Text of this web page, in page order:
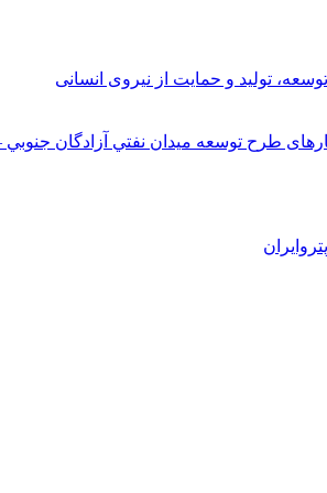
تولید و حمایت از نیروی انسانی
طرح توسعه ميدان نفتي آزادگان جنوبي